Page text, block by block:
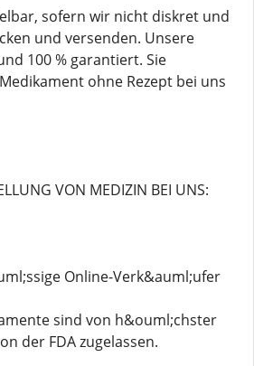
sofern wir nicht diskret und
und versenden. Unsere
100 % garantiert. Sie
ohne Rezept bei uns
VON MEDIZIN BEI UNS:
Online-Verk&auml;ufer
sind von h&ouml;chster
der FDA zugelassen.